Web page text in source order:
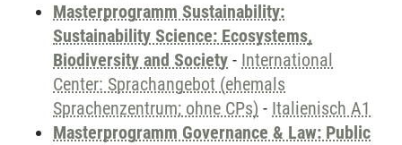
Masterprogramm Sustainability:
Sustainability Science: Ecosystems,
Biodiversity and Society - International
Center: Sprachangebot (ehemals
Sprachenzentrum; ohne CPs) - Italienisch A1
Masterprogramm Governance & Law: Public